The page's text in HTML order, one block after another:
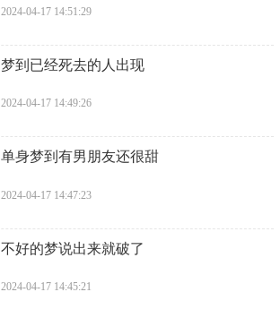
2024-04-17 14:51:29
​梦到已经死去的人出现
2024-04-17 14:49:26
​单身梦到有男朋友还很甜
2024-04-17 14:47:23
​不好的梦说出来就破了
2024-04-17 14:45:21